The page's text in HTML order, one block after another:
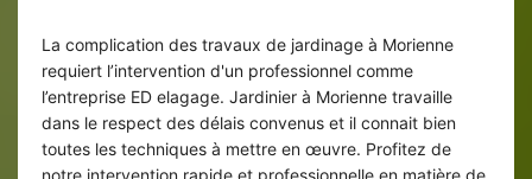
La complication des travaux de jardinage à Morienne
requiert l’intervention d'un professionnel comme
l’entreprise ED elagage. Jardinier à Morienne travaille
dans le respect des délais convenus et il connait bien
toutes les techniques à mettre en œuvre. Profitez de